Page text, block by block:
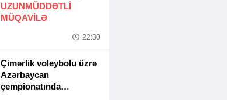
UZUNMÜDDƏTLİ
MÜQAVİLƏ
22:30
Çimərlik voleybolu üzrə
Azərbaycan
çempionatında